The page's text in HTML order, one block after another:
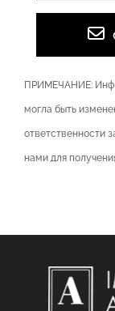
ПРИМЕЧАНИЕ:
могла быть
ответственности
нами для